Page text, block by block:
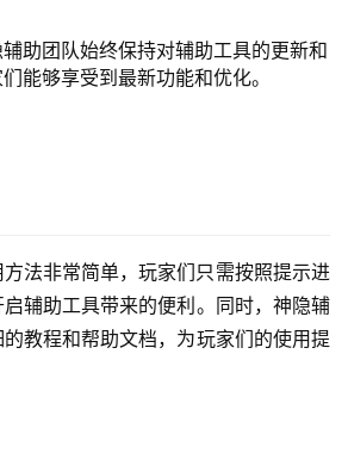
助团队始终保持对辅助工具的更新和
能够享受到最新功能和优化。
法非常简单，玩家们只需按照提示进
辅助工具带来的便利。同时，神隐辅
教程和帮助文档，为玩家们的使用提